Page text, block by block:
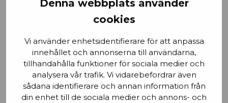
Denna webbplats använder
cookies
Vi använder enhetsidentifierare för att anpassa
innehållet och annonserna till användarna,
tillhandahålla funktioner för sociala medier och
analysera vår trafik. Vi vidarebefordrar även
sådana identifierare och annan information från
din enhet till de sociala medier och annons- och
Stad